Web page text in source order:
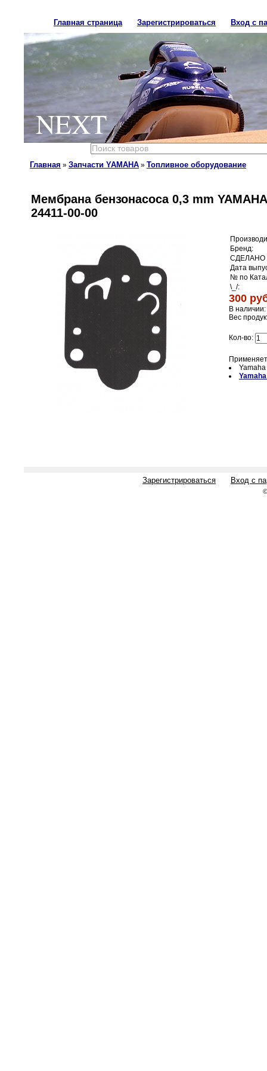
Главная страница Зарегистрироваться Вход с
NEXT
Главная » Запчасти YAMAHA » Топливное оборудование
Мембрана бензонасоса 0,3 mm
24411-00-00
Бренд:
СДЕЛАНО
Дата
№ по
\_/:
300
В
Вес
Кол-во:
Зарегистрироваться Вход с